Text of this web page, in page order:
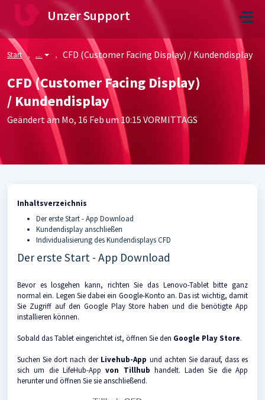
Zum hauptsächlichen Inhalt gehen
Unzer Support
Start ... CFD (Customer Facing Display) / Kundendisplay
CFD (Customer Facing Display)
/ Kundendisplay
Geändert am Mo, 16 Feb um 10:15 VORMITTAGS
Inhaltsverzeichnis
Der erste Start - App Download
Kundendisplay anschließen
Individualisierung des Kundendisplays CFD
Der erste Start - App Download
Bevor es losgehen kann, richten Sie das Lenovo-Tablet bitte ganz
normal ein. Legen Sie dabei ein Google-Konto an. Das ist wichtig, damit
Sie Zugriff auf den Google Play Store haben und die benötigte App
installieren können.
Sobald das Tablet eingerichtet ist, öffnen Sie den Google Play Store.
Suchen Sie dort nach derLivehub-App und achten Sie darauf, dass es
sich um die LifeHub-Appvon Tillhub handelt. Laden Sie die App
herunter und öffnen Sie sie anschließend.